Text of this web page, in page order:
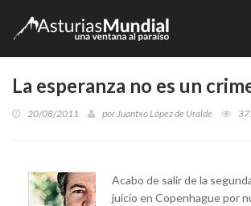
La esperanza no es un
20/08/2011 porJuantxo López de Uralde
Acabo de salir de la
juicio en Copenhague por